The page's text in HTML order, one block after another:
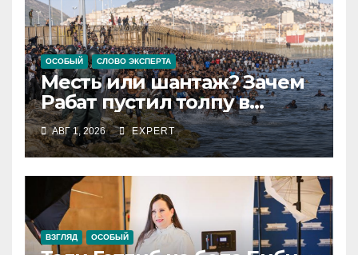
ОСОБЫЙ СЛОВО ЭКСПЕРТА
Месть или шантаж? Зачем
Рабат пустил толпу в
испанский анклав
АВГ 1, 2026 EXPERT
ВЗГЛЯД ОСОБЫЙ